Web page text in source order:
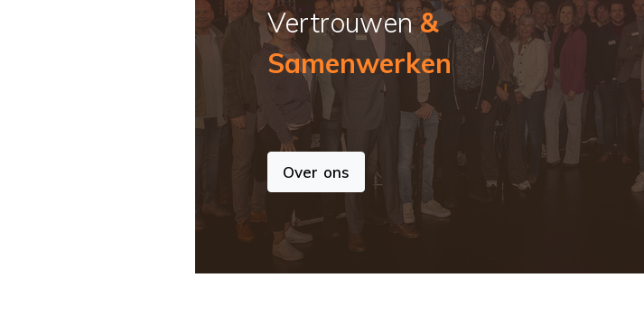
Vertrouwen&
Samenwerken
Over ons